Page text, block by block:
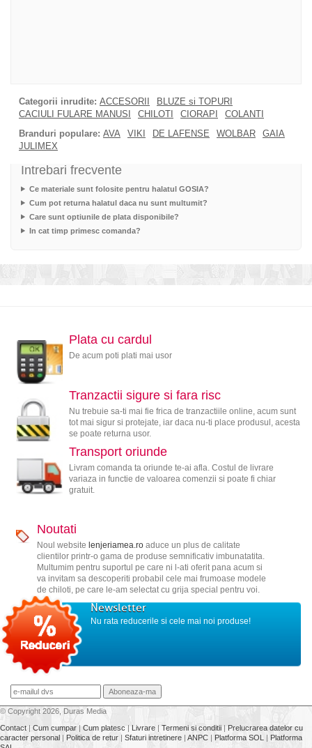
Categorii inrudite: ACCESORII
BLUZE si TOPURI
CACIULI FULARE MANUSI
CHILOTI CIORAPI
COLANTI
Branduri populare: AVA VIKI DE LAFENSE WOLBAR
GAIA
JULIMEX
Intrebari frecvente
Ce materiale sunt folosite pentru halatul GOSIA?
Cum pot returna halatul daca nu sunt multumit?
Care sunt optiunile de plata disponibile?
In cat timp primesc comanda?
Plata cu cardul
De acum poti plati mai usor
Tranzactii sigure si fara risc
Nu trebuie sa-ti mai fie frica de tranzactiile online, acum sunt
tot mai sigur si protejate, iar daca nu-ti place produsul, acesta
se poate returna usor.
Transport oriunde
Livram comanda ta oriunde te-ai afla. Costul de livrare
variaza in functie de valoarea comenzii si poate fi chiar
gratuit.
Noutati
Noul website lenjeriamea.roaduce un plus de calitate
clientilor printr-o gama de produse semnificativ imbunatatita.
Multumim pentru suportul pe care ni l-ati oferit pana acum si
va invitam sa descoperiti probabil cele mai frumoase modele
de chiloti, pe care le-am selectat cu grija special pentru voi.
Newsletter
Nu rata reducerile si cele mai noi produse!
© Copyright 2026, Duras Media
Contact
Cum cumpar Cum platesc Livrare Termeni si conditii
Prelucrarea datelor cu
caracter personal
Politica de retur Sfaturi intretinere ANPC Platforma SOL
Platforma